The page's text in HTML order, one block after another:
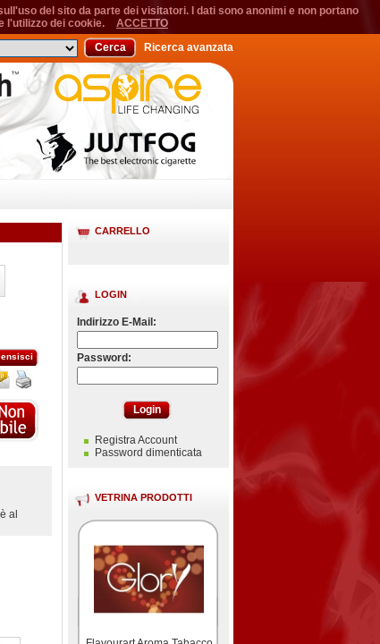
del sito da parte dei visitatori. I dati sono anonimi e non portano
l'utilizzo dei cookie.
ACCETTO
Cerca Ricerca avanzata
CARRELLO
LOGIN
Indirizzo E-Mail:
Password:
Login
Registra Account
Password dimenticata
VETRINA PRODOTTI
al